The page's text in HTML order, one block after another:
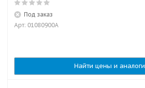
Под заказ
Арт: 01080900A
Найти цены и аналоги